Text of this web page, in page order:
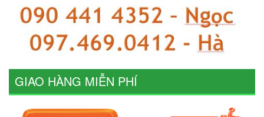
GIAO HÀNG MIỄN PHÍ